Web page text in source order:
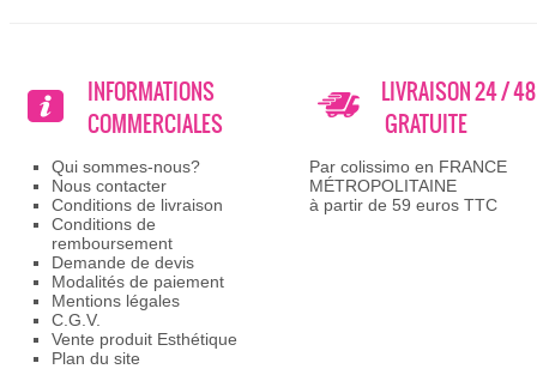
INFORMATIONS
COMMERCIALES
Qui sommes-nous?
Nous contacter
Conditions de livraison
Conditions de
remboursement
Demande de devis
Modalités de paiement
Mentions légales
C.G.V.
Vente produit Esthétique
Plan du site
LIVRAISON 24 /
GRATUITE
Par colissimo en FRANCE
MÉTROPOLITAINE
à partir de 59 euros TTC